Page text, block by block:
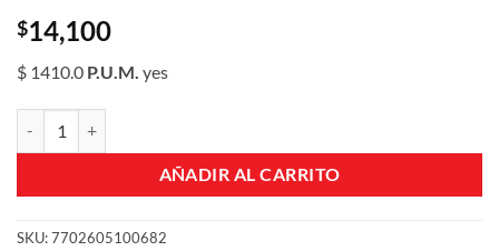
$14,100
$ 1410.0 P.U.M. yes
AÑADIR AL CARRITO
SKU:7702605100682